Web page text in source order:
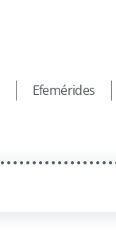
Efemérides